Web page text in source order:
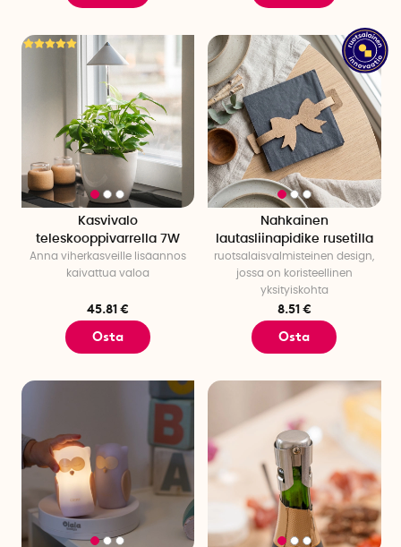
Kasvivalo
teleskooppivarrella 7W
Anna viherkasveille lisäannos
kaivattua valoa
45.81 €
Osta
Nahkainen
lautasliinapidike rusetilla
ruotsalaisvalmisteinen design,
jossa on koristeellinen
yksityiskohta
8.51 €
Osta